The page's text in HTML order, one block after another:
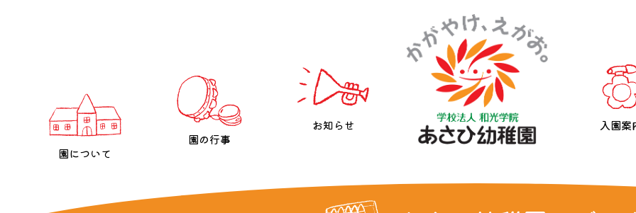
園について
園の行事
お知らせ
入園案